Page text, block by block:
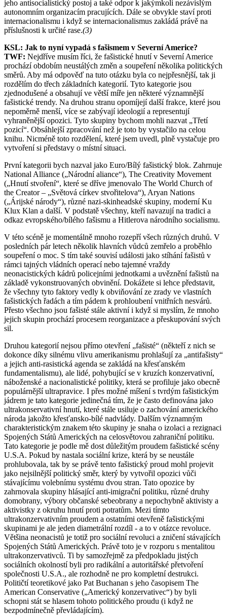
jeho antisocialistický postoj a také odpor k jakýmkoli nezávislým
autonomním organizacím pracujících. Dále se obvykle staví proti
internacionalismu i když se internacionalismus zakládá právě na
příslušnosti k určité rase.(3)
KSL: Jak to nyní vypadá s fašismem v Severní Americe?
TWF: Nejdříve musím říci, že fašistické hnutí v Severní Americe
prochází obdobím neustálých změn a soupeření několika politických
směrů. Aby má odpověď na tuto otázku byla co nejpřesnější, tak ji
rozdělím do třech základních kategorií. Tyto kategorie jsou
zjednodušené a obsahují ve větší míře jen některé významnější
fašistické trendy. Na druhou stranu opomíjejí další frakce, které jsou
nepoměrně menší, více se zabývají ideologií a representují
vyhraněnější opozici. Tyto skupiny bychom mohli nazvat „Třetí
pozicí“. Obsáhlejší zpracování než je toto by vystačilo na celou
knihu. Nicméně toto rozdělení, které jsem uvedl, plně vystačuje pro
vytvoření si představy o místní situaci.
První kategorii bych nazval jako Euro/Bílý fašistický blok. Zahrnuje
National Alliance („Národní aliance“), The Creativity Movement
(„Hnutí stvoření“, které se dříve jmenovalo The World Church of
the Creator – „Světová církev stvořitelova“), Aryan Nations
(„Árijské národy“), různé nazi-skinheadské skupiny, moderní Ku
Klux Klan a další. V podstatě všechny, kteří navazují na tradici a
odkaz evropského/bílého fašismu a Hitlerova národního socialismu.
V této scéně je momentálně mnoho rozepří všech různých druhů. V
posledních pár letech několik hlavních vůdců zemřelo a proběhlo
soupeření o moc. S tím také souvisí události jako stíhání fašistů v
rámci tajných vládních operací nebo tajemné vraždy
neonacistických kádrů policejními jednotkami a uvěznění fašistů na
základě vykonstruovaných obvinění. Dokážete si lehce představit,
že všechny tyto faktory vedly k obviňování ze zrady ve vlastních
fašistických řadách a tím pádem k prohloubení vnitřních nesvárů.
Přesto všechno jsou fašisté stále aktivní i když si myslím, že mnoho
jejich skupin prochází procesem reorganizace a přeskupování svých
sil.
Druhou kategorií nejsou přímo otevření „fašisté“ (někteří z nich se
dokonce díky silnému vlivu amerikanismu prohlašují za „antifašisty“
a jejich anti-rasistická agenda se zakládá na křesťanském
fundamentalismu), ale lidé, pohybující se v kruzích konzervativní,
náboženské a nacionalistické politiky, která se profiluje jako obecně
populárnější ultrapravice. I přes možné míšení s tvrdým fašistickým
jádrem je tato kategorie jedinečná tím, že je často definována jako
ultrakonservativní hnutí, které stále usiluje o zachování amerického
národa jakožto křesťansko-bílé nadvlády. Dalším významným
charakteristickým znakem této skupiny je snaha o izolaci a rezignaci
Spojených Států Amerických na celosvětovou zahraniční politiku.
Tato kategorie je podle mě dost důležitým proudem fašistické scény
U.S.A. Pokud by nastala sociální krize, která by se neustále
prohlubovala, tak by se právě tento fašistický proud mohl projevit
jako nejsilnější politický směr, který by vytvořil opozici vůči
stávajícímu volebnímu systému dvou stran. Tato opozice by
zahrnovala skupiny hlásající anti-imigrační politiku, různé druhy
domobrany, výbory občanské sebeobrany a nepochybně aktivisty a
aktivistky z okruhu hnutí proti potratům. Mezi tímto
ultrakonzervativním proudem a ostatními otevřeně fašistickými
skupinami je ale jeden diametrální rozdíl - a to v otázce revoluce.
Většina neonacistů je totiž pro sociální revoluci a zničení stávajících
Spojených Států Amerických. Právě toto je v rozporu s mentalitou
ultrakonzervativců. Ti by samozřejmě za předpokladu jistých
sociálních okolností byli pro radikální a autoritářské přetvoření
společnosti U.S.A., ale rozhodně ne pro kompletní destrukci.
Političtí teoretikové jako Pat Buchanan s jeho časopisem The
American Conservative („Americký konzervativec“) by byli
schopni stát se hlasem tohoto politického proudu (i když ne
bezpodmínečně převládajícím).